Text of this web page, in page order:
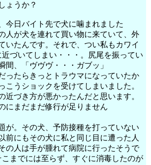
ょうか？
今日バイト先で犬に噛まれました
人が犬を連れて買い物に来ていて、外
いたんです。それで、つい私もカワイ
づいてしまい・・・。尻尾を振ってい
間、「ヴヴヴ・・・ガブッ」
ったらきっとトラウマになっていたか
こうショックを受けてしまいました。
近づき方が悪かったんだと思います。
にまだまだ修行が足りません
が。その犬、予防接種を打っていない
前にもその犬に私と同じ目に遭った人
の人は手が腫れて病院に行ったそうで
までには至らず、すぐに消毒したのが